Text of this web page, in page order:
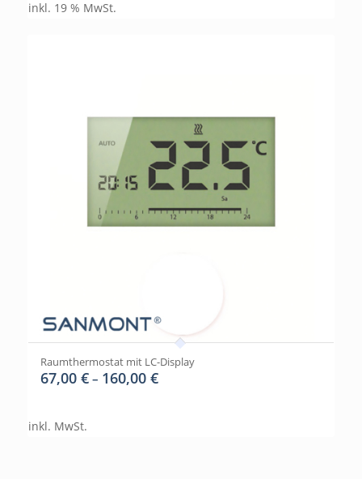
inkl. 19 % MwSt.
Raumthermostat mit LC-Display
67,00 €– 160,00 €
inkl. MwSt.